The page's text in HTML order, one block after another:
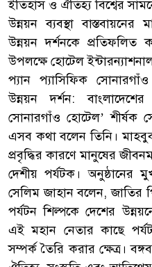
ইতিহাস ও ঐতিহ্য বিশ্বের
উন্নয়ন ব্যবস্থা
উন্নয়ন দর্শনকে প্রতিফলিত
উপলক্ষে হোটেল
প্যান প্যাসিফিক
উন্নয়ন দর্শন:
সোনারগাঁও হোটেল’ শীর্ষক
এসব কথা বলেন তিনি।
প্রবৃদ্ধির কারণে মানুষের
দেশীয় পর্যটক। অনুষ্ঠানের
সেলিম জাহান বলেন, জাতির
পর্যটন শিল্পকে দেশের
এই মহান নেতার কাছে
সম্পর্ক তৈরি করার ক্ষেত্র।